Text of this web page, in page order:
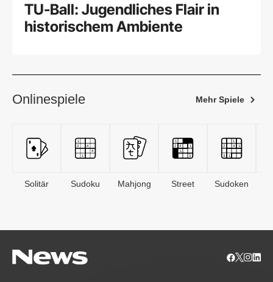
TU-Ball: Jugendliches Flair in
historischem Ambiente
Onlinespiele Mehr Spiele
Solitär Sudoku Mahjong Street Sudoken